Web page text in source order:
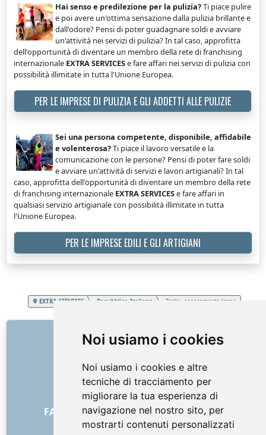
Noi usiamo i cookies
Noi usiamo i cookies e altre
tecniche di tracciamento per
migliorare la tua esperienza di
navigazione nel nostro sito, per
mostrarti contenuti personalizzati
Hai senso e predilezione per la pulizia?Ti piace pulire
e poi avere un'ottima sensazione dalla pulizia brillante e
dall'odore? Pensi di poter guadagnare soldi e avviare
un'attività nei servizi di pulizia? In tal caso, approfitta
dell'opportunità di diventare un membro della rete di franchising
internazionale EXTRA SERVICESe fare affari nei servizi di pulizia con
possibilità illimitate in tutta l'Unione Europea.
PER LE IMPRESE DI PULIZIA E GLI ADDETTI ALLE PULIZIE
Sei una persona competente, disponibile, affidabile
e volenterosa?Ti piace il lavoro versatile e la
comunicazione con le persone? Pensi di poter fare soldi
e avviare un'attività di servizi e lavori artigianali? In tal
caso, approfitta dell'opportunità di diventare un membro della rete
di franchising internazionale EXTRA SERVICESe fare affari in
qualsiasi servizio artigianale con possibilità illimitate in tutta
l'Unione Europea.
PER LE IMPRESE EDILI E GLI ARTIGIANI
EXTRA SERVICES Repubblica Italiana Taglio, spaccamento legna
COLLEGAMENTI
Come è iniziato tutto
Listino prezzi
Termini generali e condizioni
FAQ - per i clienti FAQ - per i fornitori
Pubblicità e marketing